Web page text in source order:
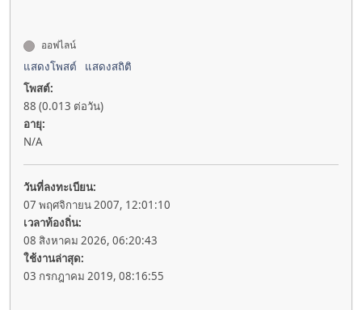
ออฟไลน์
แสดงโพสต์
แสดงสถิติ
โพสต์:
88 (0.013 ต่อวัน)
อายุ:
N/A
วันที่ลงทะเบียน:
07 พฤศจิกายน 2007, 12:01:10
เวลาท้องถิ่น:
08 สิงหาคม 2026, 06:20:43
ใช้งานล่าสุด:
03 กรกฎาคม 2019, 08:16:55